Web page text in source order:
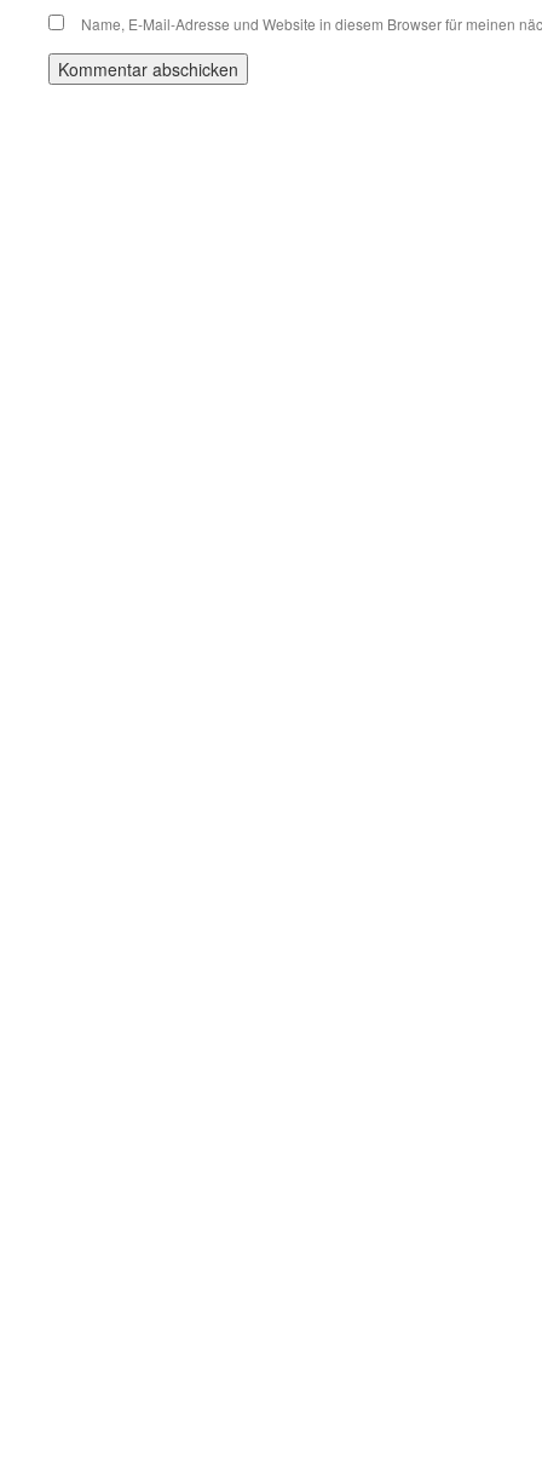
Name, E-Mail-Adresse und Website in diesem Browser für meinen